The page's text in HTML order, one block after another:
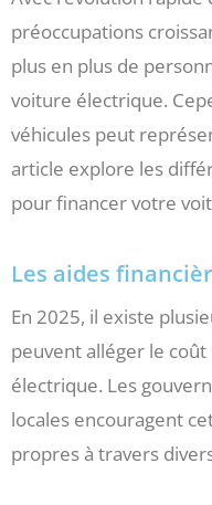
préoccupations
plus en plus de
voiture électrique.
véhicules peut
article explore les
pour financer votre
Les aides
En 2025, il existe
peuvent alléger le coût
électrique. Les
locales encouragent
propres à travers